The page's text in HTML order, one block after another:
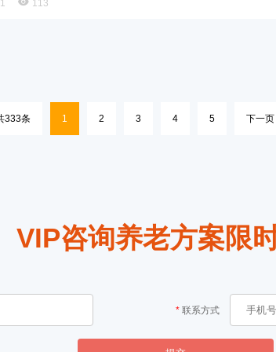
113
333条 1 2 3 4 5 下一页
VIP咨询养老方案限
联系方式